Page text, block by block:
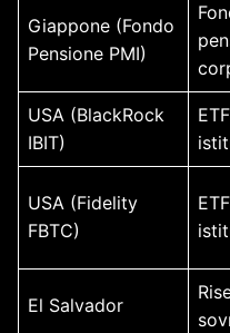
Giappone (Fondo
Pensione PMI)
USA (BlackRock
IBIT)
ETF
USA (Fidelity
FBTC)
ETF
El Salvador